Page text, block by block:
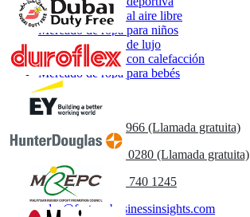
Mercado de ropa al aire libre
Mercado de ropa para niños
Mercado de ropa de lujo
Mercado de ropa con calefacción
Mercado de ropa para bebés
Contáctenos
+1 833 909 2966 (Llamada gratuita)
+44 808 502 0280 (Llamada gratuita)
(APAC) +91 744 740 1245
sales@fortunebusinessinsights.com